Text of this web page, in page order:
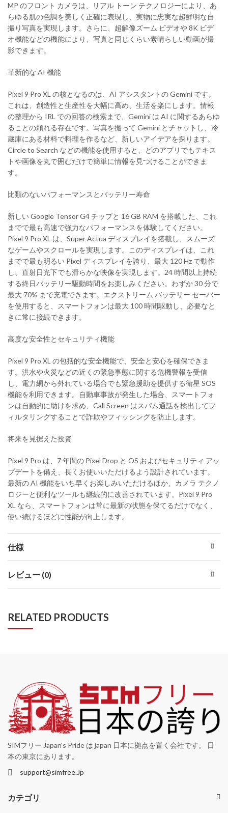
MP のフロント カメラは、リアル トーン テクノロジーにより、あ
らゆる肌の色調を美しく正確に表現し、実物に忠実な超鮮明な自
撮り写真を実現します。さらに、超解像ズーム ビデオや 8K ビデ
オ機能などの機能により、写真と同じくらい素晴らしい動画が撮
影できます。
革新的な AI 機能
Pixel 9 Pro XL の核となるのは、AI アシスタントの Gemini です。
これは、創造性と生産性を大幅に高め、生活を楽にします。情報
の整理から IRL での回答の検索まで、Gemini は AI に関するあらゆ
ることの頼れる存在です。写真を撮って Gemini とチャットし、冷
蔵庫にある材料で料理を作るなど、新しいアイデアを探ります。
Circle to Search などの機能を使用すると、どのアプリでもテキス
トや画像を丸で囲むだけで簡単に情報を見つけることができま
す。
比類のないパフォーマンスとバッテリー寿命
新しい Google Tensor G4 チップと 16 GB RAM を搭載した、これ
までで最も高速で強力なパフォーマンスを体験してください。
Pixel 9 Pro XL は、Super Actua ディスプレイを搭載し、スムーズ
なゲームやスクロールを実現します。このディスプレイは、これ
までで最も明るい Pixel ディスプレイを誇り、最大 120 Hz で動作
し、直射日光下でも滑らかな映像を実現します。24 時間以上持続
する終日バッテリー駆動時間をお楽しみください。わずか 30 分で
最大 70% まで充電できます。エクストリーム バッテリー セーバー
を使用すると、スマートフォンは最大 100 時間駆動し、必要なと
きに常に接続できます。
高度な安全性とセキュリティ機能
Pixel 9 Pro XL の包括的な安全機能で、安全と安心を確保できま
す。洪水や火災などの近くの緊急事態に関する危機警報を受信
し、電力網から外れている場合でも緊急援助を提供する衛星 SOS
機能を利用できます。自動車事故が発生した場合、スマートフォ
ンは自動的に助けを求め、Call Screen はスパム通話を検出してフ
ィルタリングすることで詐欺やフィッシングを防止します。
将来を見据えた投資
Pixel 9 Pro は、7 年間の Pixel Drop と OS およびセキュリティ アッ
プデートを備え、長くお使いいただけるよう設計されています。
最新の AI 機能をいち早くお楽しみいただけるほか、カメラ テクノ
ロジーと便利なツールも継続的に改善されています。Pixel 9 Pro
XL なら、スマートフォンは常に最新の状態を保てるだけでなく、
使い続けるほどに性能が向上します。
仕様
レビュー (0)
RELATED PRODUCTS
SIMフリー Japan's Pride は japan 日本に拠点を置く会社です。 日
本の東京にあります。
support@simfree.Jp
カテゴリ